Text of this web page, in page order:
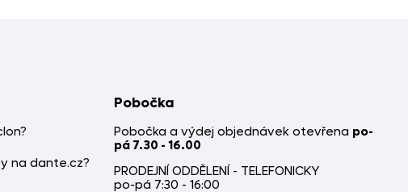
na dante.cz?
Pobočka
Pobočka a výdej objednávek otevřena po-
pá 7.30 - 16.00
PRODEJNÍ ODDĚLENÍ - TELEFONICKY
po-pá 7:30 - 16:00